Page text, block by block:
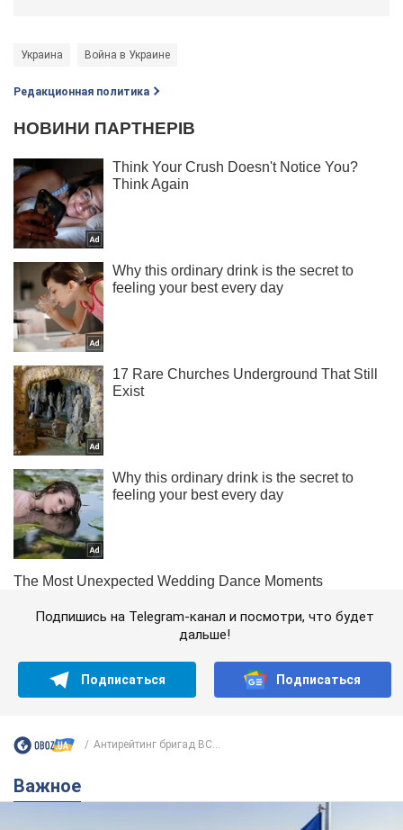
Украина Война в Украине
Редакционная политика
Подпишись на Telegram-канал и посмотри, что будет
дальше!
Подписаться Подписаться
Антирейтинг бригад ВС...
Важное